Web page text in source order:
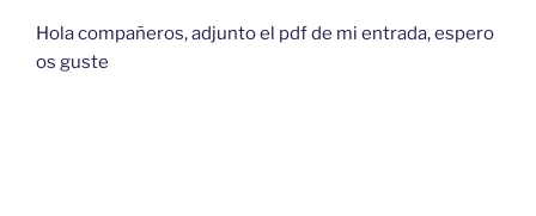
Hola compañeros, adjunto el pdf de mi entrada, espero
os guste